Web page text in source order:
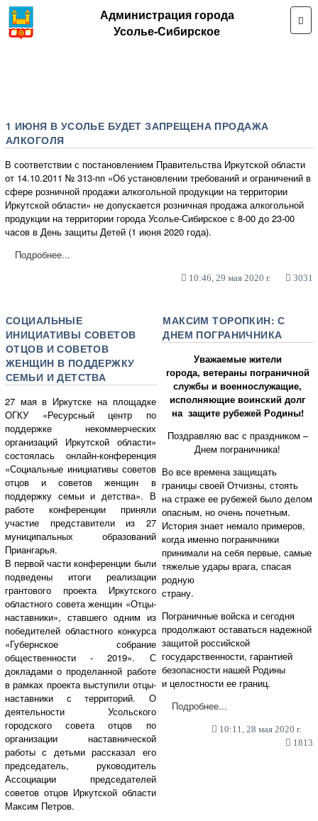
Администрация города
Усолье-Сибирское
1 ИЮНЯ В УСОЛЬЕ БУДЕТ ЗАПРЕЩЕНА ПРОДАЖА
АЛКОГОЛЯ
В соответствии с постановлением Правительства Иркутской области
от 14.10.2011 № 313-пп «Об установлении требований и ограничений в
сфере розничной продажи алкогольной продукции на территории
Иркутской области» не допускается розничная продажа алкогольной
продукции на территории города Усолье-Сибирское с 8-00 до 23-00
часов в День защиты Детей (1 июня 2020 года).
Подробнее...
10:46, 29 мая 2020 г. 3031
СОЦИАЛЬНЫЕ
ИНИЦИАТИВЫ СОВЕТОВ
ОТЦОВ И СОВЕТОВ
ЖЕНЩИН В ПОДДЕРЖКУ
СЕМЬИ И ДЕТСТВА
27 мая в Иркутске на площадке
ОГКУ «Ресурсный центр по
поддержке некоммерческих
организаций Иркутской области»
состоялась онлайн-конференция
«Социальные инициативы советов
отцов и советов женщин в
поддержку семьи и детства». В
работе конференции приняли
участие представители из 27
муниципальных образований
Приангарья.
В первой части конференции были
подведены итоги реализации
грантового проекта Иркутского
областного совета женщин «Отцы-
наставники», ставшего одним из
победителей областного конкурса
«Губернское собрание
общественности - 2019». С
докладами о проделанной работе
в рамках проекта выступили отцы-
наставники с территорий. О
деятельности Усольского
городского совета отцов по
организации наставнической
работы с детьми рассказал его
председатель, руководитель
Ассоциации председателей
советов отцов Иркутской области
Максим Петров.
МАКСИМ ТОРОПКИН: С
ДНЕМ ПОГРАНИЧНИКА
Уважаемые жители
города, ветераны пограничной
службы и военнослужащие,
исполняющие воинский долг
на защите рубежей Родины!
Поздравляю вас с праздником –
Днем пограничника!
Во все времена защищать
границы своей Отчизны, стоять
на страже ее рубежей было делом
опасным, но очень почетным.
История знает немало примеров,
когда именно пограничники
принимали на себя первые, самые
тяжелые удары врага, спасая
родную
страну.
Пограничные войска и сегодня
продолжают оставаться надежной
защитой российской
государственности, гарантией
безопасности нашей Родины
и целостности ее границ.
Подробнее...
10:11, 28 мая 2020 г.
1813